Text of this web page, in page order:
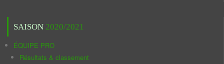
SAISON 2020/2021
ÉQUIPE PRO
Résultats & classement